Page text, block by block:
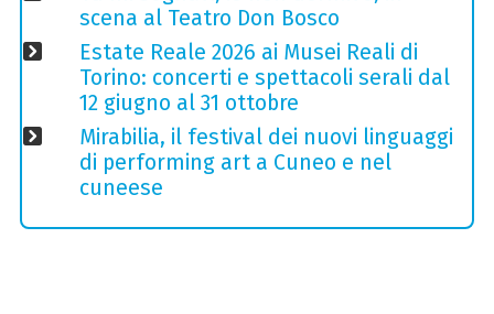
scena al Teatro Don Bosco
Estate Reale 2026 ai Musei Reali di
Torino: concerti e spettacoli serali dal
12 giugno al 31 ottobre
Mirabilia, il festival dei nuovi linguaggi
di performing art a Cuneo e nel
cuneese